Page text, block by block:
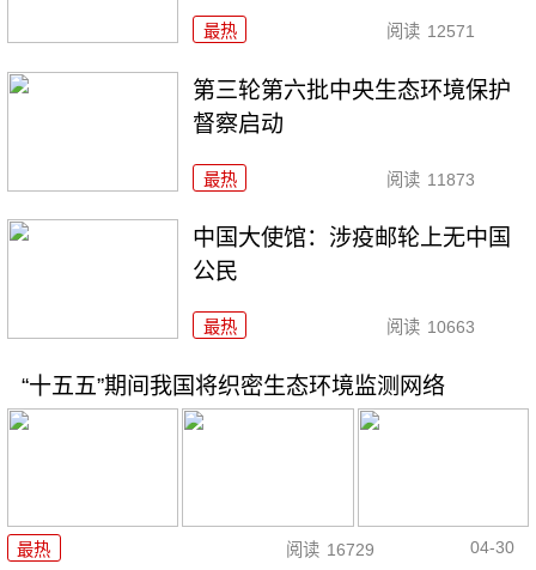
最热 阅读 12571
第三轮第六批中央生态环境保护
督察启动
最热 阅读 11873
中国大使馆：涉疫邮轮上无中国
公民
最热 阅读 10663
“十五五”期间我国将织密生态环境监测网络
最热 阅读 16729 04-30